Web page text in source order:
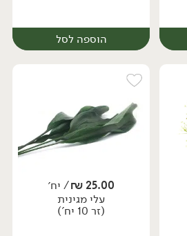
הוספה לסל
יח׳
25.00
₪/ יח׳
עלי מגינית
(זר 10 יח')